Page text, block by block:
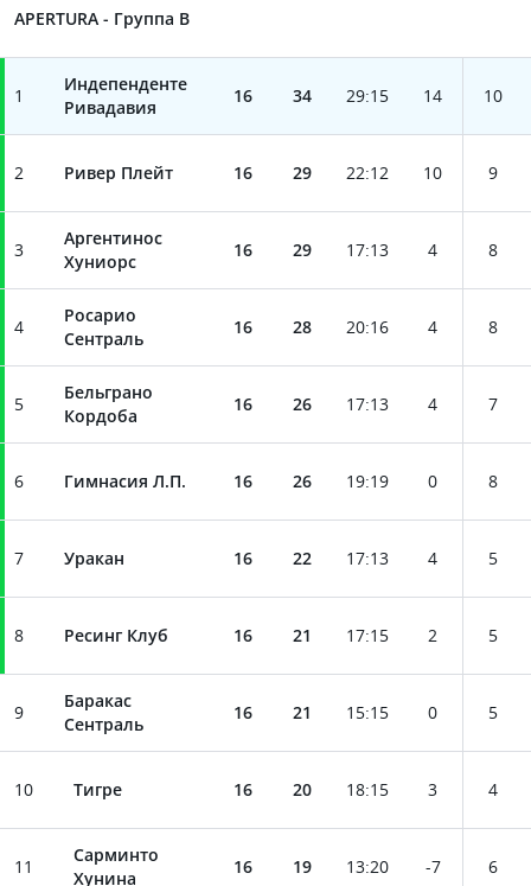
APERTURA - Группа B
1
Индепенденте
Ривадавия
16 34 29:15 14 10
2 Ривер Плейт 16 29 22:12 10 9
3
Аргентинос
Хуниорс
16 29 17:13 4 8
4
Росарио
Сентраль
16 28 20:16 4 8
5
Бельграно
Кордоба
16 26 17:13 4 7
6 Гимнасия Л.П. 16 26 19:19 0 8
7 Уракан 16 22 17:13 4 5
8 Ресинг Клуб 16 21 17:15 2 5
9
Баракас
Сентраль
16 21 15:15 0 5
10 Тигре 16 20 18:15 3 4
11
Сарминто
Хунина
16 19 13:20 -7 6